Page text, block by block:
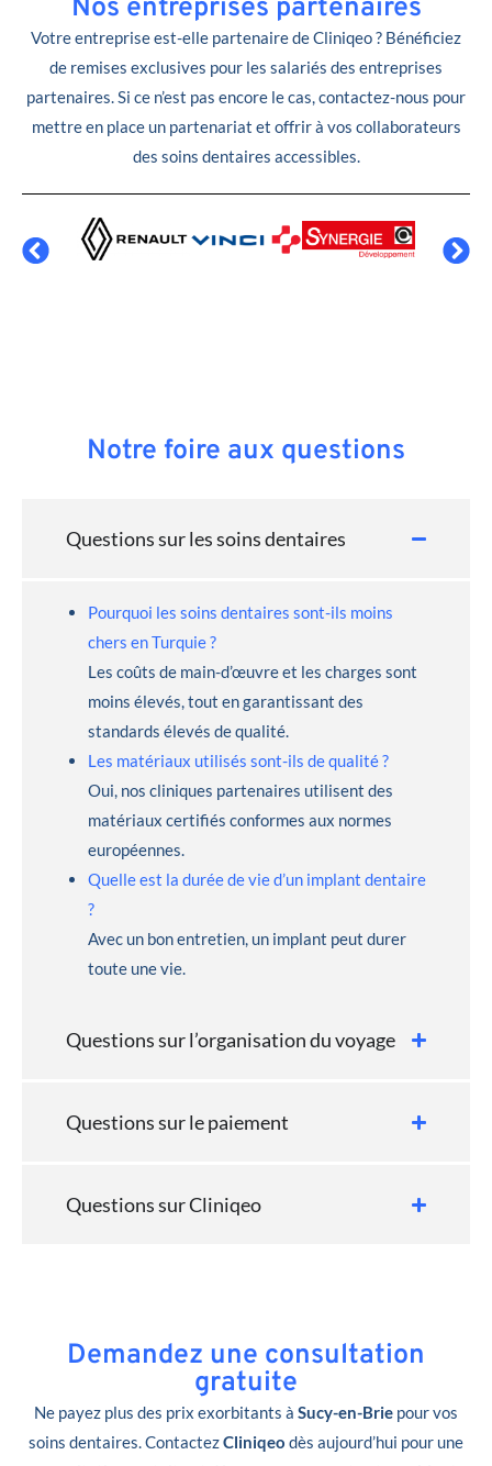
Nos entreprises partenaires
Votre entreprise est-elle partenaire de Cliniqeo ? Bénéficiez
de remises exclusives pour les salariés des entreprises
partenaires. Si ce n’est pas encore le cas, contactez-nous pour
mettre en place un partenariat et offrir à vos collaborateurs
des soins dentaires accessibles.
Notre foire aux questions
Questions sur les soins dentaires
Pourquoi les soins dentaires sont-ils moins
chers en Turquie ?
Les coûts de main-d’œuvre et les charges sont
moins élevés, tout en garantissant des
standards élevés de qualité.
Les matériaux utilisés sont-ils de qualité ?
Oui, nos cliniques partenaires utilisent des
matériaux certifiés conformes aux normes
européennes.
Quelle est la durée de vie d’un implant dentaire
?
Avec un bon entretien, un implant peut durer
toute une vie.
Questions sur l’organisation du voyage
Questions sur le paiement
Questions sur Cliniqeo
Demandez une consultation
gratuite
Ne payez plus des prix exorbitants à Sucy-en-Brie pour vos
soins dentaires. ContactezCliniqeo dès aujourd’hui pour une